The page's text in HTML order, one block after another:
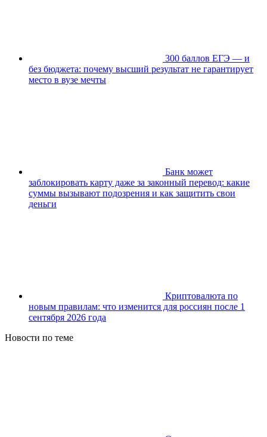
300 баллов ЕГЭ — и
без бюджета: почему высший результат не гарантирует
место в вузе мечты
Банк может
заблокировать карту даже за законный перевод: какие
суммы вызывают подозрения и как защитить свои
деньги
Криптовалюта по
новым правилам: что изменится для россиян после 1
сентября 2026 года
Новости по теме